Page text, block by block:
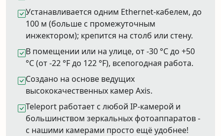
Устанавливается одним Ethernet-кабелем, до
100 м (больше с промежуточным
инжектором); крепится на столб или стену.
В помещении или на улице, от -30 °C до +50
°C (от -22 °F до 122 °F), всепогодная работа.
Создано на основе ведущих
высококачественных камер Axis.
Teleport работает с любой IP-камерой и
большинством зеркальных фотоаппаратов -
с нашими камерами просто ещё удобнее!